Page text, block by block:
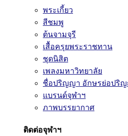
พระเกี้ยว
สีชมพู
ต้นจามจุรี
เสื้อครุยพระราชทาน
ชุดนิสิต
เพลงมหาวิทยาลัย
ชื่อปริญญา อักษรย่อปริ
แบรนด์จุฬาฯ
ภาพบรรยากาศ
ติดต่อจุฬาฯ